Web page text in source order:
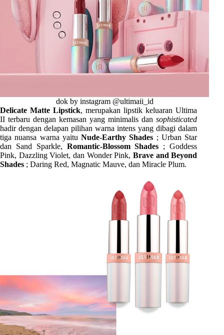
dok by instagram @ultimaii_id
Delicate Matte Lipstick, merupakan lipstik keluaran Ultima
II terbaru dengan kemasan yang minimalis dansophisticated
hadir dengan delapan pilihan warna intens yang dibagi dalam
tiga nuansa warna yaituNude-Earthy Shades ; Urban Star
dan Sand Sparkle, Romantic-Blossom Shades ; Goddess
Pink, Dazzling Violet, dan Wonder Pink, Brave and Beyond
Shades ; Daring Red, Magnatic Mauve, dan Miracle Plum.